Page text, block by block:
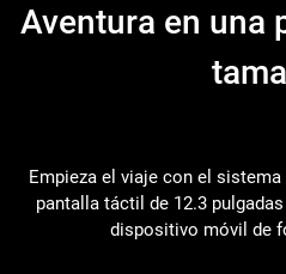
Aventura en una
Empieza el viaje con el
pantalla táctil de 12.3
dispositivo móvil de